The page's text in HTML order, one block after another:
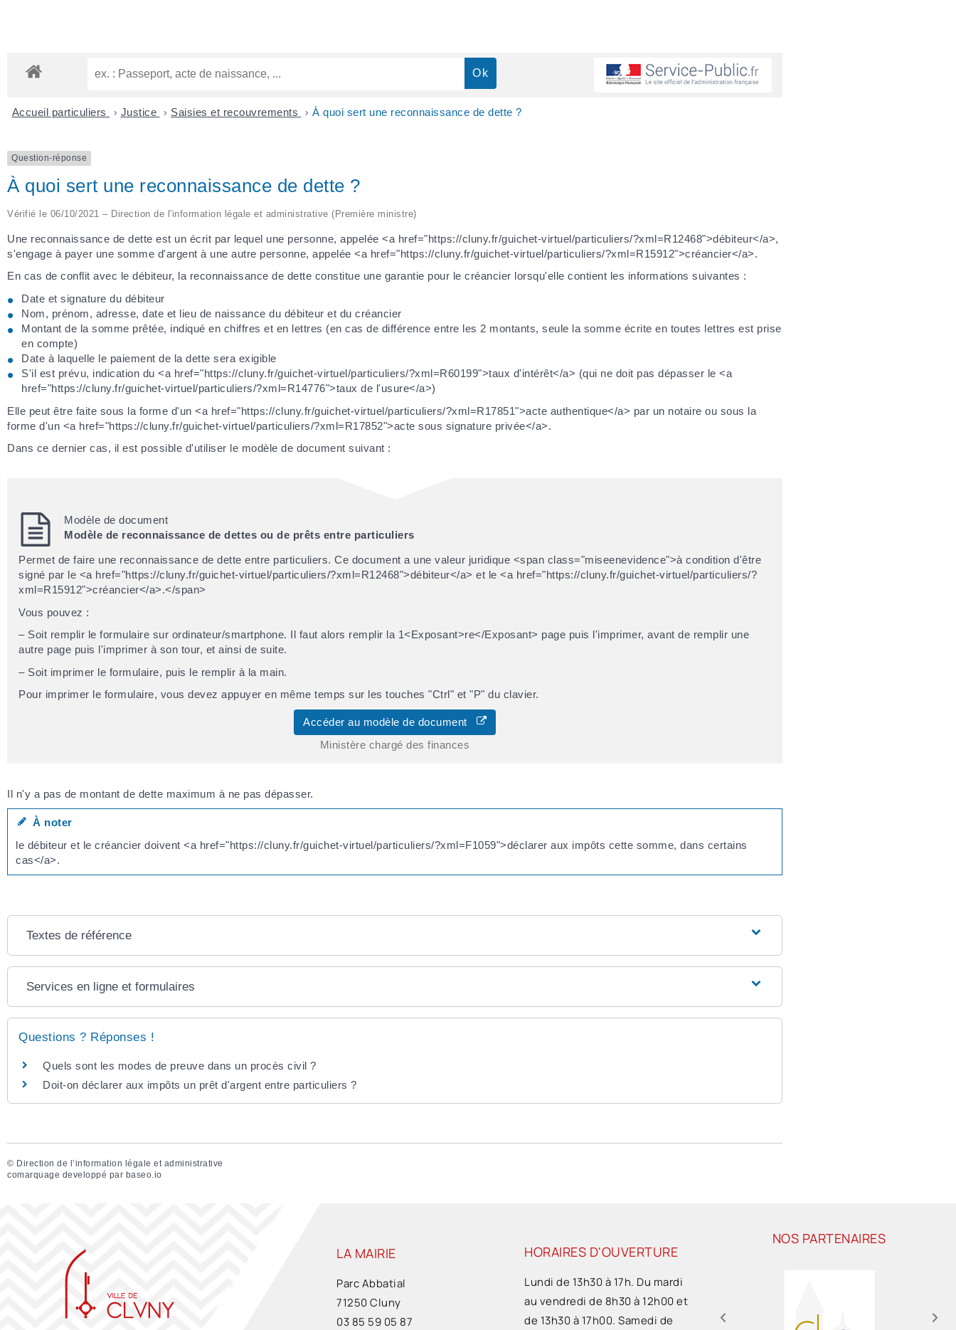
Accueil particuliers > Justice > Saisies et recouvrements > À quoi sert une reconnaissance de dette ?
Question-réponse
À quoi sert une reconnaissance de dette ?
Vérifié le 06/10/2021 – Direction de l'information légale et administrative (Première ministre)
Une reconnaissance de dette est un écrit par lequel une personne, appelée <a href="https://cluny.fr/guichet-virtuel/particuliers/?xml=R12468">débiteur</a>,
s'engage à payer une somme d'argent à une autre personne, appelée <a href="https://cluny.fr/guichet-virtuel/particuliers/?xml=R15912">créancier</a>.
En cas de conflit avec le débiteur, la reconnaissance de dette constitue une garantie pour le créancier lorsqu'elle contient les informations suivantes :
Date et signature du débiteur
Nom, prénom, adresse, date et lieu de naissance du débiteur et du créancier
Montant de la somme prêtée, indiqué en chiffres et en lettres (en cas de différence entre les 2 montants, seule la somme écrite en toutes lettres est prise
en compte)
Date à laquelle le paiement de la dette sera exigible
S'il est prévu, indication du <a href="https://cluny.fr/guichet-virtuel/particuliers/?xml=R60199">taux d'intérêt</a> (qui ne doit pas dépasser le <a
href="https://cluny.fr/guichet-virtuel/particuliers/?xml=R14776">taux de l'usure</a>)
Elle peut être faite sous la forme d'un <a href="https://cluny.fr/guichet-virtuel/particuliers/?xml=R17851">acte authentique</a> par un notaire ou sous la
forme d'un <a href="https://cluny.fr/guichet-virtuel/particuliers/?xml=R17852">acte sous signature privée</a>.
Dans ce dernier cas, il est possible d'utiliser le modèle de document suivant :
Modèle de document
Modèle de reconnaissance de dettes ou de prêts entre particuliers
Permet de faire une reconnaissance de dette entre particuliers. Ce document a une valeur juridique <span class="miseenevidence">à condition d'être
signé par le <a href="https://cluny.fr/guichet-virtuel/particuliers/?xml=R12468">débiteur</a> et le <a href="https://cluny.fr/guichet-virtuel/particuliers/?
xml=R15912">créancier</a>.</span>
Vous pouvez :
– Soit remplir le formulaire sur ordinateur/smartphone. Il faut alors remplir la 1<Exposant>re</Exposant> page puis l'imprimer, avant de remplir une
autre page puis l'imprimer à son tour, et ainsi de suite.
– Soit imprimer le formulaire, puis le remplir à la main.
Pour imprimer le formulaire, vous devez appuyer en même temps sur les touches "Ctrl" et "P" du clavier.
Accéder au modèle de document
Ministère chargé des finances
Il n'y a pas de montant de dette maximum à ne pas dépasser.
À noter
le débiteur et le créancier doivent <a href="https://cluny.fr/guichet-virtuel/particuliers/?xml=F1059">déclarer aux impôts cette somme, dans certains
cas</a>.
Textes de référence
Services en ligne et formulaires
Questions ? Réponses !
Quels sont les modes de preuve dans un procès civil ?
Doit-on déclarer aux impôts un prêt d'argent entre particuliers ?
© Direction de l’information légale et administrative
comarquage developpé par baseo.io
LA MAIRIE
Parc Abbatial
71250 Cluny
03 85 59 05 87
HORAIRES D'OUVERTURE
Lundi de 13h30 à 17h. Du mardi
au vendredi de 8h30 à 12h00 et
de 13h30 à 17h00. Samedi de
NOS PARTENAIRES